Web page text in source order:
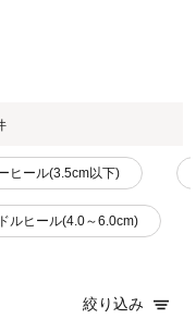
ヒール(3.5cm以下)
ルヒール(4.0～6.0cm)
絞り込み